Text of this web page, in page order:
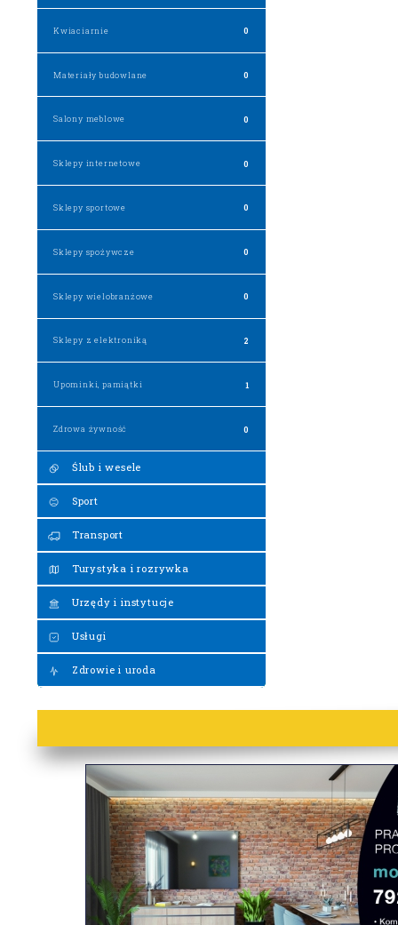
Kwiaciarnie 0
Materiały budowlane 0
Salony meblowe 0
Sklepy internetowe 0
Sklepy sportowe 0
Sklepy spożywcze 0
Sklepy wielobranżowe 0
Sklepy z elektroniką 2
Upominki, pamiątki 1
Zdrowa żywność 0
Ślub i wesele
Sport
Transport
Turystyka i rozrywka
Urzędy i instytucje
Usługi
Zdrowie i uroda